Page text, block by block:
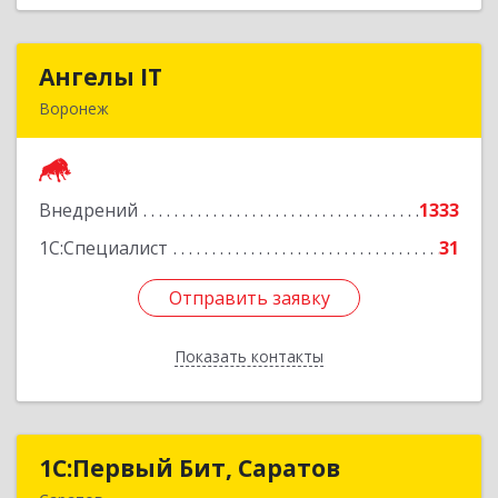
Ангелы IT
Воронеж
Внедрений
1333
1С:Специалист
31
Отправить заявку
Показать контакты
Подробнее
Отправить заявку
Назад
1С:Первый Бит, Саратов
1С:Первый Бит, Саратов